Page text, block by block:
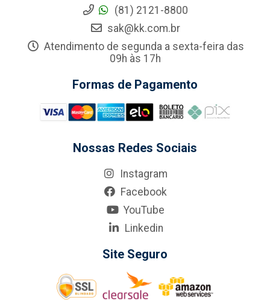
(81) 2121-8800
sak@kk.com.br
Atendimento de segunda a sexta-feira das
09h às 17h
Formas de Pagamento
Nossas Redes Sociais
Instagram
Facebook
YouTube
Linkedin
Site Seguro